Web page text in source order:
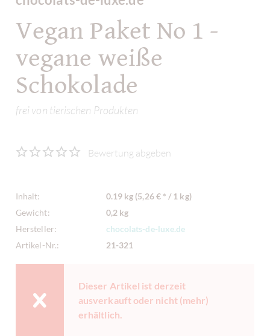
Vegan Paket No 1 -
vegane weiße
Schokolade
frei von tierischen Produkten
Bewertung abgeben
Inhalt:
0.19 kg (5,26 € * / 1 kg)
Gewicht:
0,2 kg
Hersteller:
chocolats-de-luxe.de
Artikel-Nr.:
21-321
Dieser Artikel ist derzeit
ausverkauft oder nicht (mehr)
erhältlich.